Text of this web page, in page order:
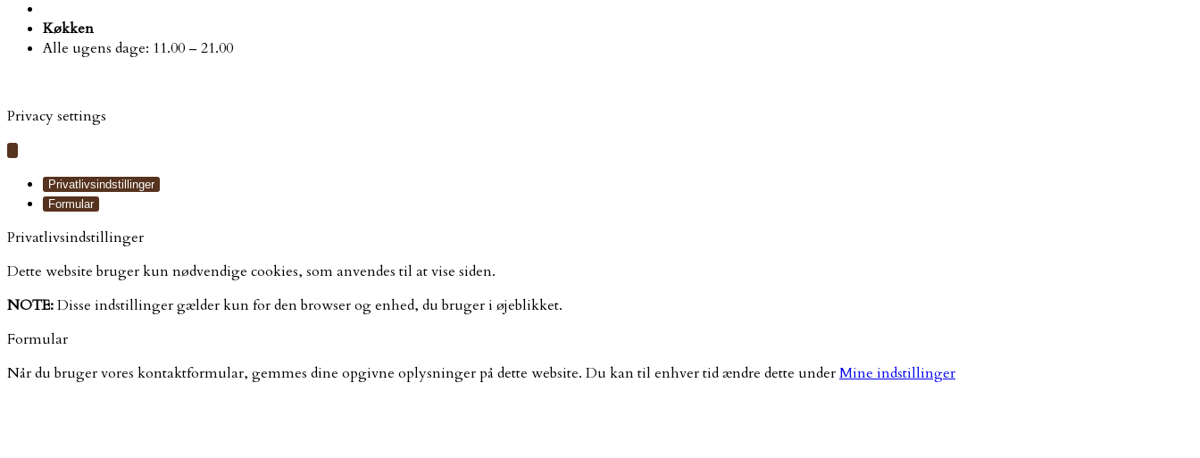
Køkken
Alle ugens dage: 11.00 – 21.00
Privacy settings
Privatlivsindstillinger
Formular
Privatlivsindstillinger
Dette website bruger kun nødvendige cookies, som anvendes til at vise siden.
NOTE:Disse indstillinger gælder kun for den browser og enhed, du bruger i øjeblikket.
Formular
Når du bruger vores kontaktformular, gemmes dine opgivne oplysninger på dette website. Du kan til enhver tid ændre dette underMine indstillinger